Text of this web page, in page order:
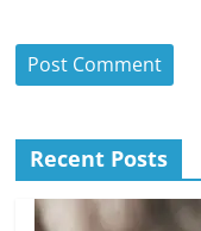
Recent Posts